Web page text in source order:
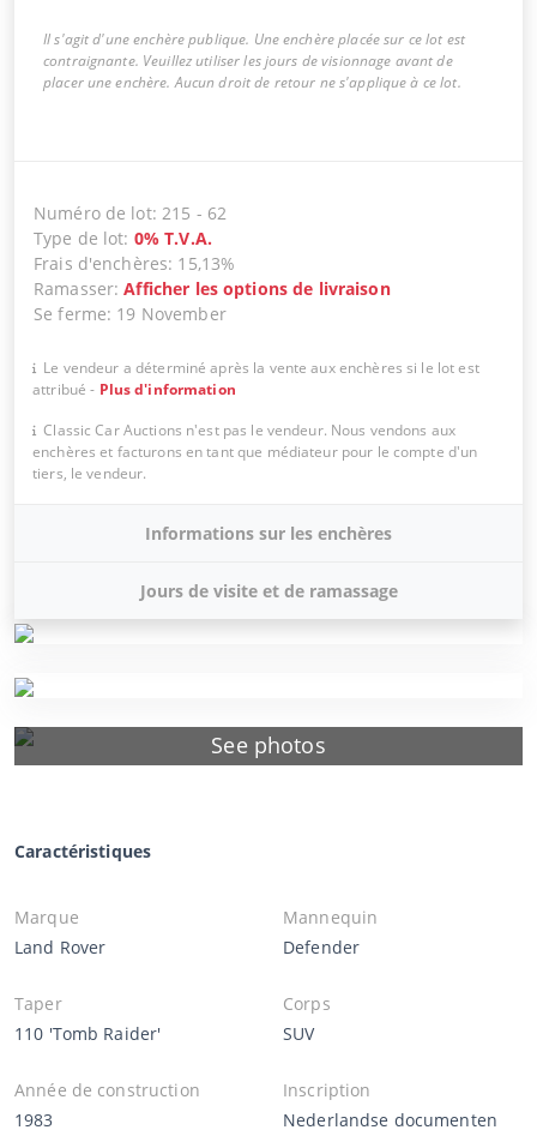
See photos
Il s'agit d'une enchère publique. Une enchère placée sur ce lot est
contraignante. Veuillez utiliser les jours de visionnage avant de
placer une enchère. Aucun droit de retour ne s'applique à ce lot.
Numéro de lot:215 - 62
Type de lot: 0% T.V.A.
Frais d'enchères: 15,13%
Ramasser:Afficher les options de livraison
Se ferme: 19 November
Le vendeur a déterminé après la vente aux enchères si le lot est
attribué - Plus d'information
Classic Car Auctions n'est pas le vendeur. Nous vendons aux
enchères et facturons en tant que médiateur pour le compte d'un
tiers, le vendeur.
Informations sur les enchères
Jours de visite et de ramassage
Caractéristiques
Marque
Land Rover
Mannequin
Defender
Taper
110 'Tomb Raider'
Corps
SUV
Année de construction
1983
Inscription
Nederlandse documenten